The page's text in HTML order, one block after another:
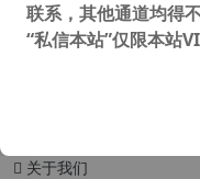
关于我们
联系，其他通道均得
“私信本站”仅限本站